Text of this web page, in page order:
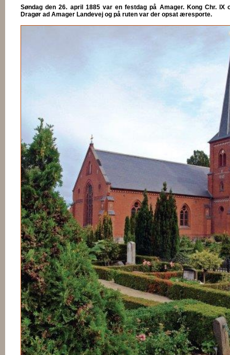
Søndag den 26. april 1885 var en festdag på Amager. Kong Chr. IX
Dragør ad Amager Landevej og på ruten var der opsat æresporte.